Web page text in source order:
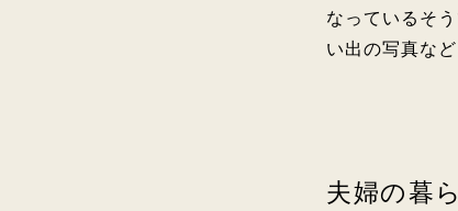
なっているそ
い出の写真な
夫婦の暮